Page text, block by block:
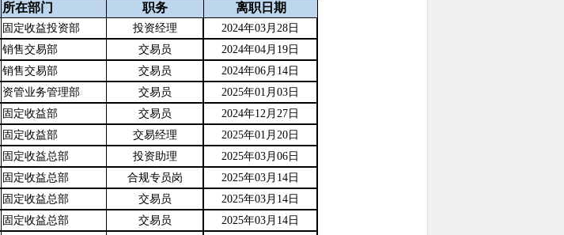
所在部门 职务 离职日期
固定收益投资部 投资经理
2024年03月28日
销售交易部 交易员
2024年04月19日
销售交易部 交易员
2024年06月14日
资管业务管理部 交易员
2025年01月03日
固定收益部 交易员
2024年12月27日
固定收益部 交易经理
2025年01月20日
固定收益总部 投资助理
2025年03月06日
固定收益总部 合规专员岗
2025年03月14日
固定收益总部 交易员
2025年03月14日
固定收益总部 交易员
2025年03月14日